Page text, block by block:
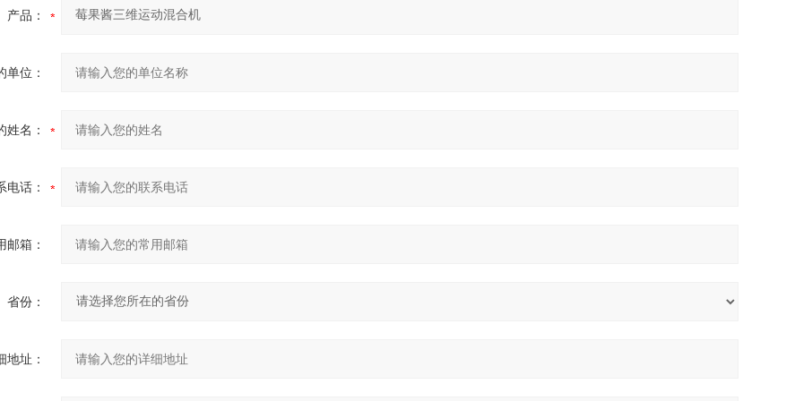
产品：
单位：
姓名：
电话：
邮箱：
省份：
地址：